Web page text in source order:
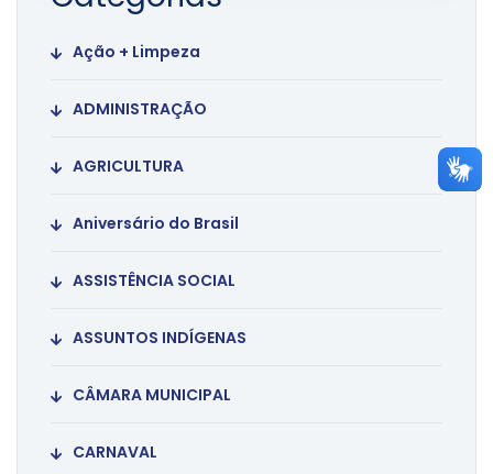
Ação + Limpeza
ADMINISTRAÇÃO
AGRICULTURA
Aniversário do Brasil
ASSISTÊNCIA SOCIAL
ASSUNTOS INDÍGENAS
CÂMARA MUNICIPAL
CARNAVAL